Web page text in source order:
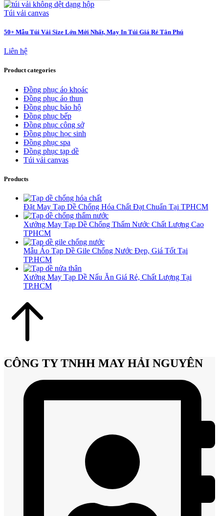
Túi vải canvas
50+ Mẫu Túi Vải Size Lớn Mới Nhất, May In Túi Giá Rẻ Tân Phú
Liên hệ
Product categories
Đồng phục áo khoác
Đồng phục áo thun
Đồng phục bảo hộ
Đồng phục bếp
Đồng phục công sở
Đồng phục học sinh
Đồng phục spa
Đồng phục tạp dề
Túi vải canvas
Products
Đặt May Tạp Dề Chống Hóa Chất Đạt Chuẩn Tại TPHCM
Xưởng May Tạp Dề Chống Thấm Nước Chất Lượng Cao
TPHCM
Mẫu Áo Tạp Dề Gile Chống Nước Đẹp, Giá Tốt Tại
TP.HCM
Xưởng May Tạp Dề Nấu Ăn Giá Rẻ, Chất Lượng Tại
TP.HCM
CÔNG TY TNHH MAY HẢI NGUYÊN